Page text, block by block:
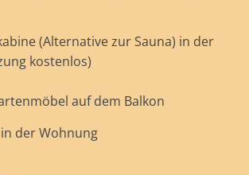
(Alternative zur Sauna) in der
kostenlos)
auf dem Balkon
in der Wohnung